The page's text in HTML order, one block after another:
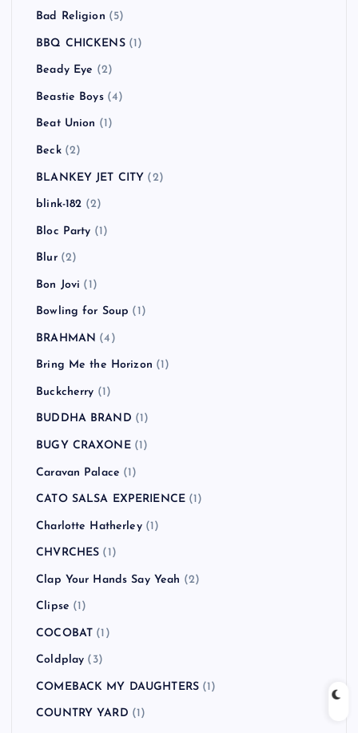
Bad Religion (5)
BBQ CHICKENS(1)
Beady Eye (2)
Beastie Boys(4)
Beat Union (1)
Beck(2)
BLANKEY JET CITY (2)
blink-182 (2)
Bloc Party (1)
Blur(2)
Bon Jovi (1)
Bowling for Soup (1)
BRAHMAN (4)
Bring Me the Horizon (1)
Buckcherry (1)
BUDDHA BRAND (1)
BUGY CRAXONE(1)
Caravan Palace (1)
CATO SALSA EXPERIENCE (1)
Charlotte Hatherley(1)
CHVRCHES (1)
Clap Your Hands Say Yeah (2)
Clipse (1)
COCOBAT (1)
Coldplay (3)
COMEBACK MY DAUGHTERS (1)
COUNTRY YARD (1)